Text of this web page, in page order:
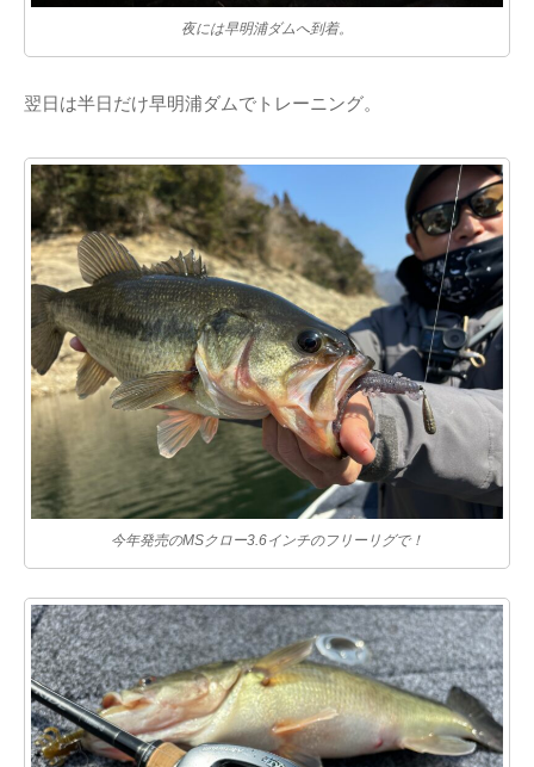
夜には早明浦ダムへ到着。
翌日は半日だけ早明浦ダムでトレーニング。
今年発売のMSクロー3.6インチのフリーリグで！